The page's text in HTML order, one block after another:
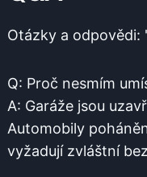
Otázky a odpovědi:
Q: ​Proč nesmím
A: Garáže jsou
⁢Automobily
vyžadují zvláštní